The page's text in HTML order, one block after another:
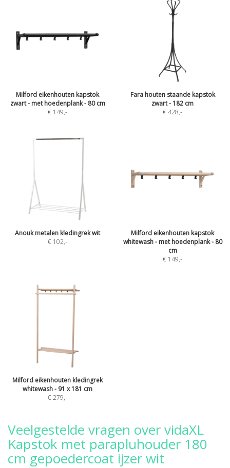
Milford eikenhouten kapstok
zwart - met hoedenplank - 80 cm
€ 149,-
Fara houten staande kapstok
zwart - 182 cm
€ 428,-
Anouk metalen kledingrek wit
€ 102,-
Milford eikenhouten kapstok
whitewash - met hoedenplank - 80
cm
€ 149,-
Milford eikenhouten kledingrek
whitewash - 91 x 181 cm
€ 279,-
Veelgestelde vragen over vidaXL
Kapstok met parapluhouder 180
cm gepoedercoat ijzer wit